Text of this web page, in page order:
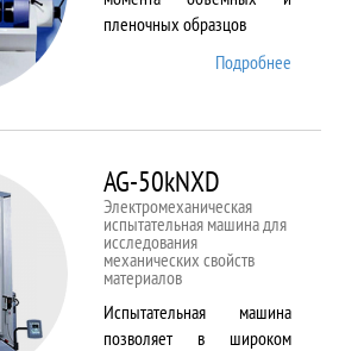
пленочных образцов
Подробнее
AG-50kNXD
Электромеханическая
испытательная машина для
исследования
механических свойств
материалов
Испытательная машина
позволяет в широком